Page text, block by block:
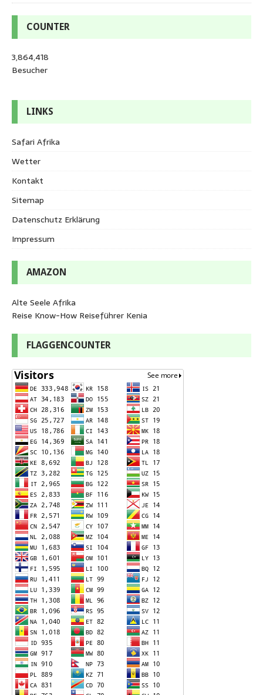
COUNTER
3,864,418
Besucher
LINKS
Safari Afrika
Wetter
Kontakt
Sitemap
Datenschutz Erklärung
Impressum
AMAZON
Alte Seele Afrika
Reise Know-How Reiseführer Kenia
FLAGGENCOUNTER